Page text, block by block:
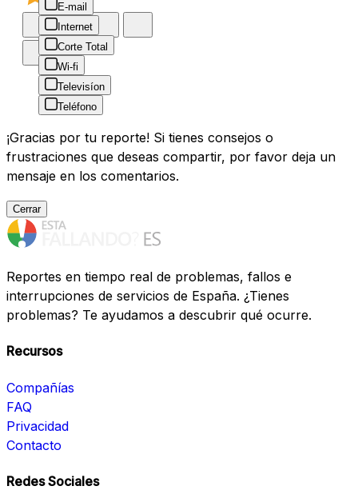
E-mail
Internet
Corte Total
Wi-fi
Televisíon
Teléfono
¡Gracias por tu reporte! Si tienes consejos o
frustraciones que deseas compartir, por favor deja un
mensaje en los comentarios.
Cerrar
Reportes en tiempo real de problemas, fallos e
interrupciones de servicios de España. ¿Tienes
problemas? Te ayudamos a descubrir qué ocurre.
Recursos
Compañías
FAQ
Privacidad
Contacto
Redes Sociales